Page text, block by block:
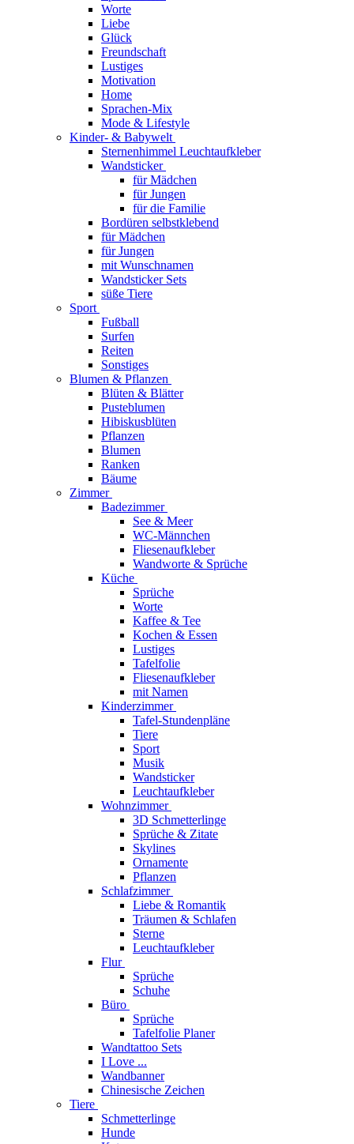
Worte
Liebe
Glück
Freundschaft
Lustiges
Motivation
Home
Sprachen-Mix
Mode & Lifestyle
Kinder- & Babywelt
Sternenhimmel Leuchtaufkleber
Wandsticker
für Mädchen
für Jungen
für die Familie
Bordüren selbstklebend
für Mädchen
für Jungen
mit Wunschnamen
Wandsticker Sets
süße Tiere
Sport
Fußball
Surfen
Reiten
Sonstiges
Blumen & Pflanzen
Blüten & Blätter
Pusteblumen
Hibiskusblüten
Pflanzen
Blumen
Ranken
Bäume
Zimmer
Badezimmer
See & Meer
WC-Männchen
Fliesenaufkleber
Wandworte & Sprüche
Küche
Sprüche
Worte
Kaffee & Tee
Kochen & Essen
Lustiges
Tafelfolie
Fliesenaufkleber
mit Namen
Kinderzimmer
Tafel-Stundenpläne
Tiere
Sport
Musik
Wandsticker
Leuchtaufkleber
Wohnzimmer
3D Schmetterlinge
Sprüche & Zitate
Skylines
Ornamente
Pflanzen
Schlafzimmer
Liebe & Romantik
Träumen & Schlafen
Sterne
Leuchtaufkleber
Flur
Sprüche
Schuhe
Büro
Sprüche
Tafelfolie Planer
Wandtattoo Sets
I Love ...
Wandbanner
Chinesische Zeichen
Tiere
Schmetterlinge
Hunde